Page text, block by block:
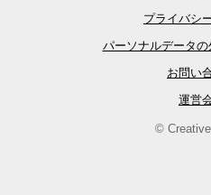
プライバシ
パーソナルデータ
お問い
運営
©